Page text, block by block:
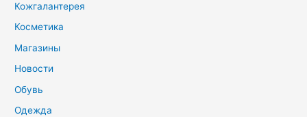
Кожгалантерея
Косметика
Магазины
Новости
Обувь
Одежда